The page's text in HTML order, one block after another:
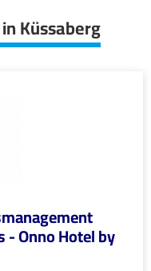
Küssaberg
- Onno Hotel by